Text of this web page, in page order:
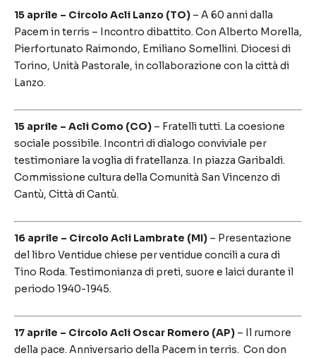
15 aprile – Circolo Acli Lanzo (TO) – A 60 anni dalla
Pacem in terris – Incontro dibattito. Con Alberto Morella,
Pierfortunato Raimondo, Emiliano Somellini. Diocesi di
Torino, Unità Pastorale, in collaborazione con la città di
Lanzo.
15 aprile – Acli Como (CO) – Fratelli tutti. La coesione
sociale possibile. Incontri di dialogo conviviale per
testimoniare la voglia di fratellanza. In piazza Garibaldi.
Commissione cultura della Comunità San Vincenzo di
Cantù, Città di Cantù.
16 aprile – Circolo Acli Lambrate (MI) – Presentazione
del libro Ventidue chiese per ventidue concili a cura di
Tino Roda. Testimonianza di preti, suore e laici durante il
periodo 1940-1945.
17 aprile – Circolo Acli Oscar Romero (AP) – Il rumore
della pace. Anniversario della Pacem in terris. Con don